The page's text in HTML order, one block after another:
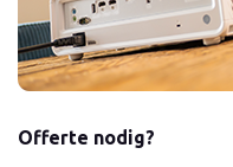
Offerte nodig?